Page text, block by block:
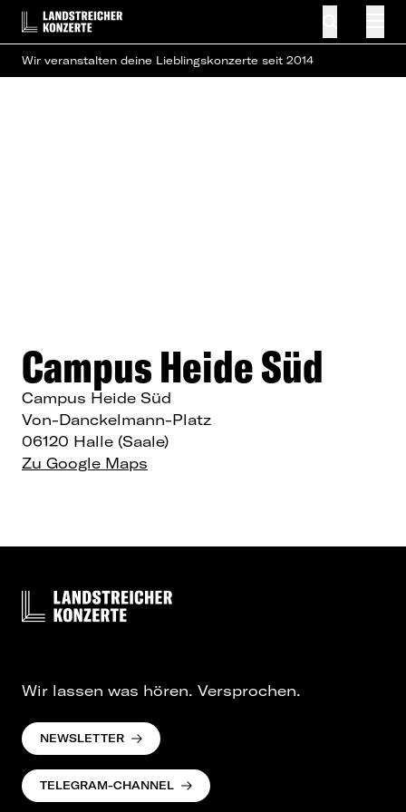
Wir veranstalten deine Lieblingskonzerte seit 2014
Campus Heide Süd
Campus Heide Süd
Von-Danckelmann-Platz
06120 Halle (Saale)
Zu Google Maps
Wir lassen was hören. Versprochen.
NEWSLETTER
TELEGRAM-CHANNEL